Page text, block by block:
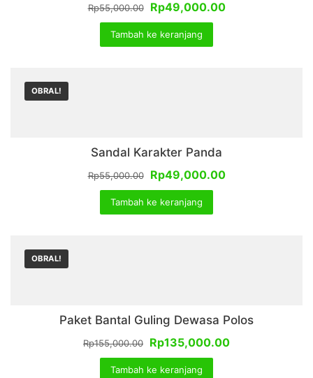
Rp55,000.00
Harga
aslinya
adalah:
Rp55,000.00.
Rp49,000.00Harga
Tambah ke keranjang
OBRAL!
Sandal Karakter Panda
Rp55,000.00
Harga
aslinya
adalah:
Rp55,000.00.
Rp49,000.00Harga
Tambah ke keranjang
OBRAL!
Paket Bantal Guling Dewasa Polos
Rp155,000.00
Harga
aslinya
adalah:
Rp135,000.00Harga
Tambah ke keranjang